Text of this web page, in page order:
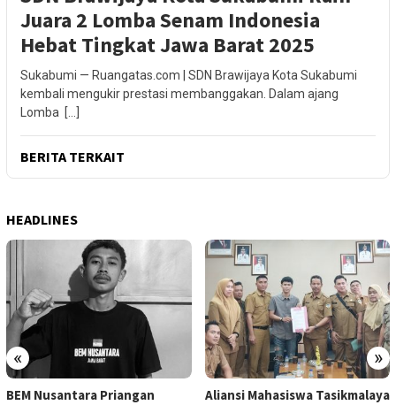
Juara 2 Lomba Senam Indonesia
Hebat Tingkat Jawa Barat 2025
Sukabumi — Ruangatas.com | SDN Brawijaya Kota Sukabumi
kembali mengukir prestasi membanggakan. Dalam ajang
Lomba […]
BERITA TERKAIT
HEADLINES
« »
BEM Nusantara Priangan
Aliansi Mahasiswa Tasikmalaya